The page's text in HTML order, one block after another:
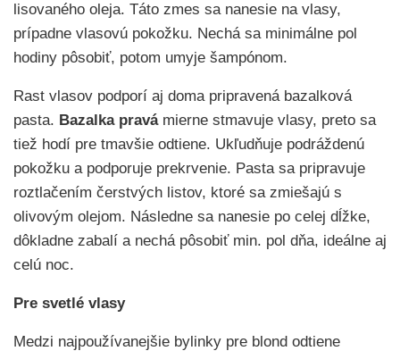
lisovaného oleja. Táto zmes sa nanesie na vlasy,
prípadne vlasovú pokožku. Nechá sa minimálne pol
hodiny pôsobiť, potom umyje šampónom.
Rast vlasov podporí aj doma pripravená bazalková
pasta. Bazalka pravámierne stmavuje vlasy, preto sa
tiež hodí pre tmavšie odtiene. Ukľudňuje podráždenú
pokožku a podporuje prekrvenie. Pasta sa pripravuje
roztlačením čerstvých listov, ktoré sa zmiešajú s
olivovým olejom. Následne sa nanesie po celej dĺžke,
dôkladne zabalí a nechá pôsobiť min. pol dňa, ideálne aj
celú noc.
Pre svetlé vlasy
Medzi najpoužívanejšie bylinky pre blond odtiene